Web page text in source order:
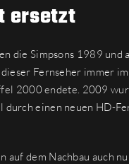
ersetzt
die Simpsons 1989 und
Fernseher immer
2000 endete. 2009
durch einen neuen HD-
auf dem Nachbau auch